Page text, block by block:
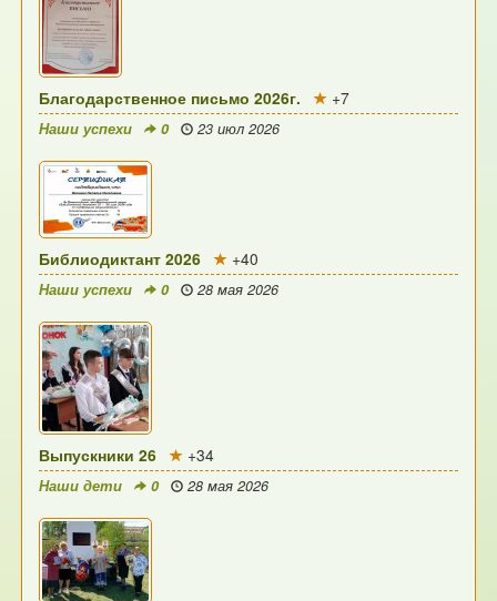
Благодарственное письмо 2026г. +7
Наши успехи 0 23 июл 2026
Библиодиктант 2026 +40
Наши успехи 0 28 мая 2026
Выпускники 26 +34
Наши дети 0 28 мая 2026